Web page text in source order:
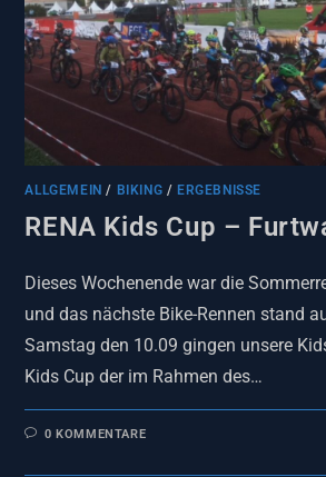
ALLGEMEIN / BIKING / ERGEBNISSE
RENA Kids Cup –
Dieses Wochenende war die
und das nächste Bike-Rennen stand
Samstag den 10.09 gingen unsere
Kids Cup der im Rahmen des…
0 KOMMENTARE